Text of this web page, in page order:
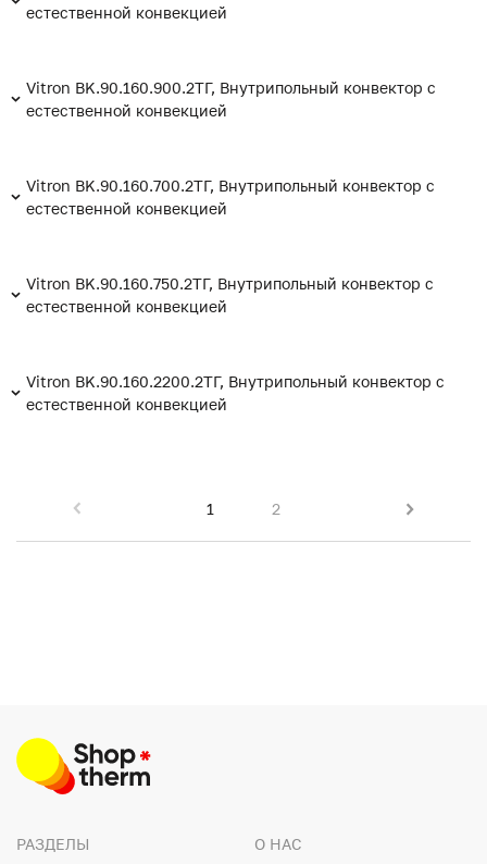
естественной конвекцией
Vitron BK.90.160.900.2ТГ, Внутрипольный конвектор с
естественной конвекцией
Vitron BK.90.160.700.2ТГ, Внутрипольный конвектор с
естественной конвекцией
Vitron BK.90.160.750.2ТГ, Внутрипольный конвектор с
естественной конвекцией
Vitron BK.90.160.2200.2ТГ, Внутрипольный конвектор с
естественной конвекцией
1 2
РАЗДЕЛЫ О НАС